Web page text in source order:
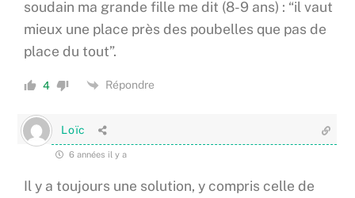
soudain ma grande fille me dit (8-9 ans) : “il vaut
mieux une place près des poubelles que pas de
place du tout”.
4 Répondre
Loïc
6 années il y a
Il y a toujours une solution, y compris celle de